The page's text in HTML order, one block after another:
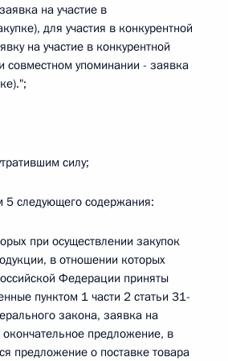
на участие в
для участия в конкурентной
на участие в конкурентной
совместном упоминании - заявка
силу;
5 следующего содержания:
при осуществлении закупок
в отношении которых
Федерации приняты
пунктом 1 части 2 статьи 31-
закона, заявка на
окончательное предложение, в
предложение о поставке товара